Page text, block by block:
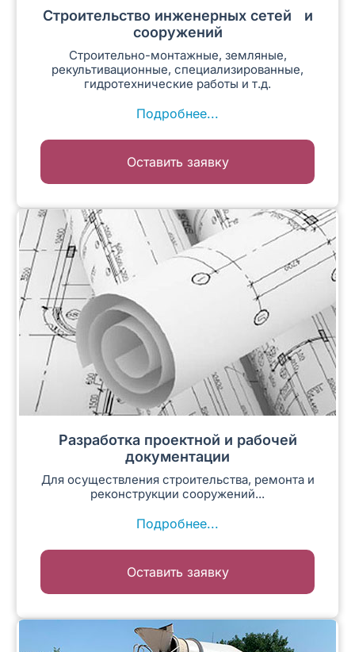
Строительство инженерных сетей и
сооружений
Строительно-монтажные, земляные,
рекультивационные, специализированные,
гидротехнические работы и т.д.
Подробнее...
Оставить заявку
Разработка проектной и рабочей
документации
Для осуществления строительства, ремонта и
реконструкции сооружений...
Подробнее...
Оставить заявку